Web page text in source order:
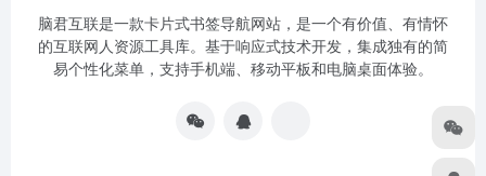
脑君互联是一款卡片式书签导航网站，是一个有价值、有情怀
的互联网人资源工具库。基于响应式技术开发，集成独有的简
易个性化菜单，支持手机端、移动平板和电脑桌面体验。